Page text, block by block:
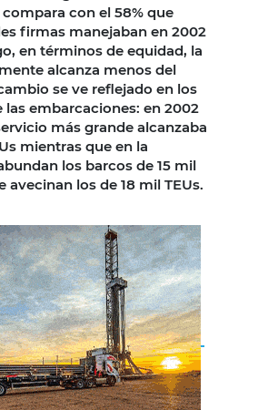
con el 58% que
firmas manejaban en 2002
en términos de equidad, la
alcanza menos del
se ve reflejado en los
las embarcaciones: en 2002
más grande alcanzaba
mientras que en la
los barcos de 15 mil
avecinan los de 18 mil TEUs.